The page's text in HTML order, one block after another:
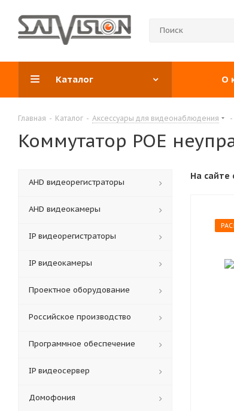
Каталог О
Главная - Каталог - Аксессуары для видеонаблюдения -
Коммутатор POE
На сайте
АНD видеорегистраторы
AHD видеокамеры
IP видеорегистраторы
IP видеокамеры
Проектное оборудование
Российское производство
Программное обеспечение
IP видеосервер
Домофония